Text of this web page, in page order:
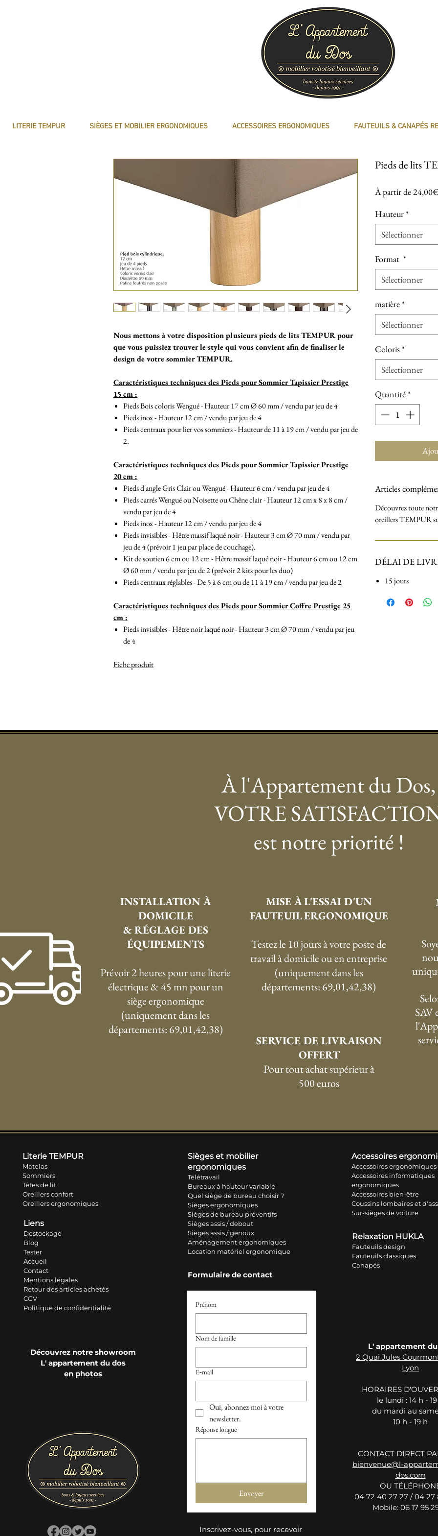
LITERIE TEMPUR SIÈGES ET MOBILIER ERGONOMIQUES ACCESSOIRES ERGONOMIQUES FAUTEUILS & CANAPÉS
Nous mettons à votre disposition plusieurs pieds de lits TEMPUR pour
que vous puissiez trouver le style qui vous convient afin de finaliser le
design de votre sommier TEMPUR.
Caractéristiques techniques des Pieds pour Sommier Tapissier Prestige
15 cm :
Pieds Bois coloris Wengué - Hauteur 17 cm Ø 60 mm / vendu par jeu de 4
Pieds inox - Hauteur 12 cm / vendu par jeu de 4
Pieds centraux pour lier vos sommiers - Hauteur de 11 à 19 cm / vendu par jeu de
2.
Caractéristiques techniques des Pieds pour Sommier Tapissier Prestige
20 cm :
Pieds d'angle Gris Clair ou Wengué - Hauteur 6 cm / vendu par jeu de 4
Pieds carrés Wengué ou Noisette ou Chêne clair - Hauteur 12 cm x 8 x 8 cm /
vendu par jeu de 4
Pieds inox - Hauteur 12 cm / vendu par jeu de 4
Pieds invisibles - Hêtre massif laqué noir - Hauteur 3 cm Ø 70 mm / vendu par
jeu de 4 (prévoir 1 jeu par place de couchage).
Kit de soutien 6 cm ou 12 cm - Hêtre massif laqué noir - Hauteur 6 cm ou 12 cm
Ø 60 mm / vendu par jeu de 2 (prévoir 2 kits pour les duo)
Pieds centraux réglables - De 5 à 6 cm ou de 11 à 19 cm / vendu par jeu de 2
Caractéristiques techniques des Pieds pour Sommier Coffre Prestige 25
cm :
Pieds invisibles - Hêtre noir laqué noir - Hauteur 3 cm Ø 70 mm / vendu par jeu
de 4
Fiche produit
Pieds de lits
À partir de
Hauteur*
Sélectionner
Format *
Sélectionner
matière*
Sélectionner
Coloris*
Sélectionner
Quantité*
Articles
Découvrez toute
oreillers TEMPUR
DÉLAI DE
15 jours
À l'Appartement du Dos,
VOTRE
est notre priorité !
INSTALLATION À
DOMICILE
& RÉGLAGE DES
ÉQUIPEMENTS
Prévoir 2 heures pour une literie
électrique & 45 mn pour un
siège ergonomique
(uniquement dans les
départements: 69,01,42,38)
MISE À L'ESSAI D'UN
FAUTEUIL ERGONOMIQUE
Testez le 10 jours à votre poste de
travail à domicile ou en entreprise
(uniquement dans les
départements: 69,01,42,38)
SERVICE DE LIVRAISON
OFFERT
Pour tout achat supérieur à
500 euros
SAV
Literie TEMPUR
Matelas
Sommiers
Têtes de lit
Oreillers confort
Oreillers ergonomiques
Liens
Destockage
Blog
Tester
Accueil
Contact
Mentions légales
Retour des articles achetés
CGV
Politique de confidentialité
Sièges et mobilier
ergonomiques
Télétravail
Bureaux à hauteur variable
Quel siège de bureau choisir ?
Sièges ergonomiques
Sièges de bureau préventifs
Sièges assis / debout
Sièges assis / genoux
Aménagement ergonomiques
Location matériel ergonomique
Formulaire de contact
Accessoires
Accessoires
Accessoires informatiques
ergonomiques
Accessoires bien-être
Coussins lombaires et
Sur-sièges de voiture
Relaxation HUKLA
Fauteuils design
Fauteuils classiques
Canapés
Découvrez notre showroom
L' appartement du dos
en photos
Prénom
Nom de famille
E‑mail
Oui, abonnez-moi à votre
newsletter.
Réponse longue
Envoyer
Inscrivez-vous, pour recevoir
L' appartement
2 Quai Jules
Lyon
HORAIRES
le ​lundi : 14 h -
du mardi au
10 h - 19 h
CONTACT DIRECT
bienvenue@l-
dos.com
OU
04 72 40 27 27 / 04 27
Mobile: 06 17 95